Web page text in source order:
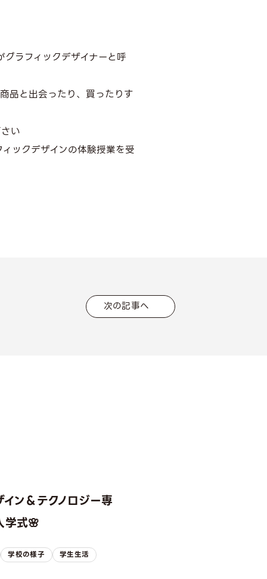
ラフィックデザイナーと呼
品と出会ったり、買ったりす
い
ックデザインの体験授業を受
次の記事へ
ン＆テクノロジー専
学式🌸
学校の様子 学生生活